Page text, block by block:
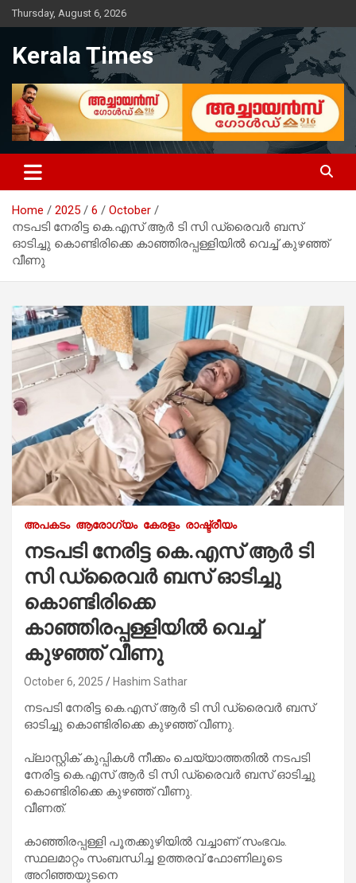
Skip
to
Thursday, August 6, 2026
Kerala Times
Home 2025 6
October
നടപടി നേരിട്ട കെ.എസ് ആർ ടി സി ഡ്രൈവർ ബസ്
ഓടിച്ചു കൊണ്ടിരിക്കെ കാഞ്ഞിരപ്പള്ളിയിൽ വെച്ച് കുഴഞ്ഞ്
വീണു
അപകടം ആരോഗ്യം കേരളം രാഷ്ട്രീയം
നടപടി നേരിട്ട കെ.എസ് ആർ ടി
സി ഡ്രൈവർ ബസ് ഓടിച്ചു
കൊണ്ടിരിക്കെ
കാഞ്ഞിരപ്പള്ളിയിൽ വെച്ച്
കുഴഞ്ഞ് വീണു
October 6, 2025 Hashim Sathar
നടപടി നേരിട്ട കെ.എസ് ആർ ടി സി ഡ്രൈവർ ബസ്
ഓടിച്ചു കൊണ്ടിരിക്കെ കുഴഞ്ഞ് വീണു.
പ്ലാസ്റ്റിക് കുപ്പികൾ നീക്കം ചെയ്യാത്തതിൽ നടപടി
നേരിട്ട കെ.എസ് ആർ ടി സി ഡ്രൈവർ ബസ് ഓടിച്ചു
കൊണ്ടിരിക്കെ കുഴഞ്ഞ് വീണു.
വീണത്.
കാഞ്ഞിരപ്പള്ളി പൂതക്കുഴിയിൽ വച്ചാണ് സംഭവം.
സ്ഥലമാറ്റം സംബന്ധിച്ച ഉത്തരവ് ഫോണിലൂടെ
അറിഞ്ഞയുടനെ